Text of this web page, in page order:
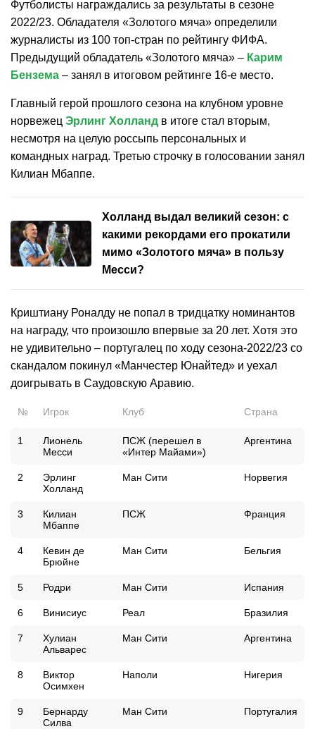
Футболисты награждались за результаты в сезоне
2022/23. Обладателя «Золотого мяча» определили
журналисты из 100 топ-стран по рейтингу ФИФА.
Предыдущий обладатель «Золотого мяча» – Карим
Бензема – занял в итоговом рейтинге 16-е место.
Главный герой прошлого сезона на клубном уровне
норвежец Эрлинг Холланд в итоге стал вторым,
несмотря на целую россыпь персональных и
командных наград. Третью строчку в голосовании занял
Килиан Мбаппе.
Холланд выдал великий сезон: с
какими рекордами его прокатили
мимо «Золотого мяча» в пользу
Месси?
Криштиану Роналду не попал в тридцатку номинантов
на награду, что произошло впервые за 20 лет. Хотя это
не удивительно – португалец по ходу сезона-2022/23 со
скандалом покинул «Манчестер Юнайтед» и уехал
доигрывать в Саудовскую Аравию.
№ Игрок Клуб Страна
1
Лионель
Месси
ПСЖ (перешел в
«Интер Майами»)
Аргентина
2
Эрлинг
Холланд
Ман Сити Норвегия
3
Килиан
Мбаппе
ПСЖ Франция
4
Кевин де
Брюйне
Ман Сити Бельгия
5 Родри Ман Сити Испания
6 Винисиус Реал Бразилия
7
Хулиан
Альварес
Ман Сити Аргентина
8
Виктор
Осимхен
Наполи Нигерия
9
Бернарду
Силва
Ман Сити Португалия